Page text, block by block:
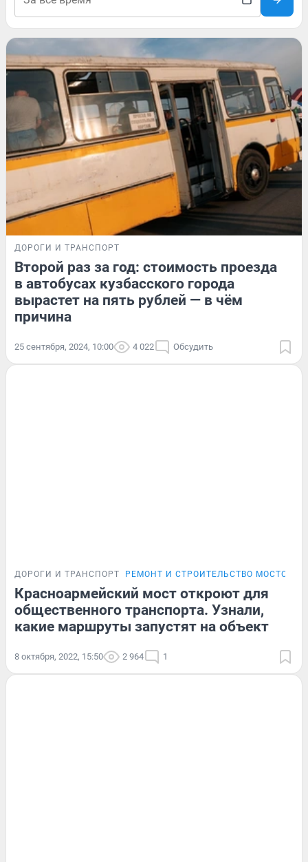
ДОРОГИ И ТРАНСПОРТ
Второй раз за год: стоимость проезда
в автобусах кузбасского города
вырастет на пять рублей — в чём
причина
25 сентября, 2024, 10:00 4 022 Обсудить
ДОРОГИ И ТРАНСПОРТ РЕМОНТ И СТРОИТЕЛЬСТВО МОСТОВ В
Красноармейский мост откроют для
общественного транспорта. Узнали,
какие маршруты запустят на объект
8 октября, 2022, 15:50 2 964 1